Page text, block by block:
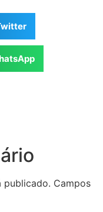
publicado. Campos